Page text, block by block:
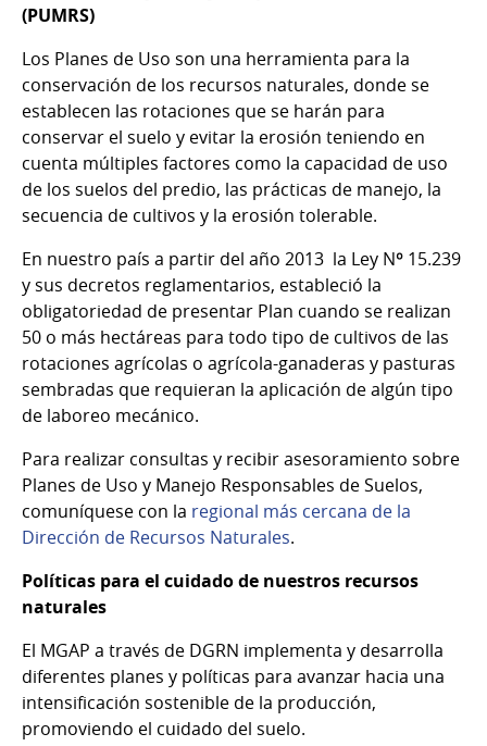
(PUMRS)
Los Planes de Uso son una herramienta para la
conservación de los recursos naturales, donde se
establecen las rotaciones que se harán para
conservar el suelo y evitar la erosión teniendo en
cuenta múltiples factores como la capacidad de uso
de los suelos del predio, las prácticas de manejo, la
secuencia de cultivos y la erosión tolerable.
En nuestro país a partir del año 2013 la Ley Nº 15.239
y sus decretos reglamentarios, estableció la
obligatoriedad de presentar Plan cuando se realizan
50 o más hectáreas para todo tipo de cultivos de las
rotaciones agrícolas o agrícola-ganaderas y pasturas
sembradas que requieran la aplicación de algún tipo
de laboreo mecánico.
Para realizar consultas y recibir asesoramiento sobre
Planes de Uso y Manejo Responsables de Suelos,
comuníquese con la regional más cercana de la
Dirección de Recursos Naturales.
Políticas para el cuidado de nuestros recursos
naturales
El MGAP a través de DGRN implementa y desarrolla
diferentes planes y políticas para avanzar hacia una
intensificación sostenible de la producción,
promoviendo el cuidado del suelo.